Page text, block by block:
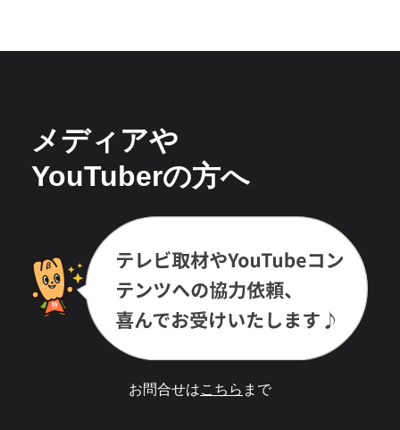
メディアや
YouTuberの方へ
お問合せはこちら まで